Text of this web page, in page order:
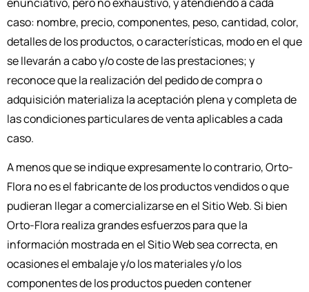
caso: nombre, precio, componentes, peso, cantidad, color,
detalles de los productos, o características, modo en el que
se llevarán a cabo y/o coste de las prestaciones; y
reconoce que la realización del pedido de compra o
adquisición materializa la aceptación plena y completa de
las condiciones particulares de venta aplicables a cada
caso.
A menos que se indique expresamente lo contrario, Orto-
Flora no es el fabricante de los productos vendidos o que
pudieran llegar a comercializarse en el Sitio Web. Si bien
Orto-Flora realiza grandes esfuerzos para que la
información mostrada en el Sitio Web sea correcta, en
ocasiones el embalaje y/o los materiales y/o los
componentes de los productos pueden contener